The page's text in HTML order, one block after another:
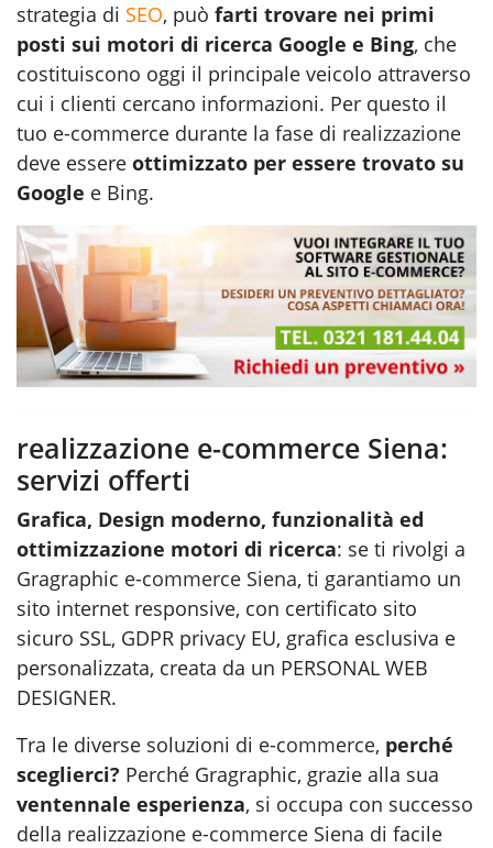
strategia di SEO, può farti trovare nei primi
posti sui motori di ricerca Google e Bing, che
costituiscono oggi il principale veicolo attraverso
cui i clienti cercano informazioni. Per questo il
tuo e-commerce durante la fase di realizzazione
deve essere ottimizzato per essere trovato su
Google e Bing.
realizzazione e-commerce Siena:
servizi offerti
Grafica, Design moderno, funzionalità ed
ottimizzazione motori di ricerca: se ti rivolgi a
Gragraphic e-commerce Siena, ti garantiamo un
sito internet responsive, con certificato sito
sicuro SSL, GDPR privacy EU, grafica esclusiva e
personalizzata, creata da un PERSONAL WEB
DESIGNER.
Tra le diverse soluzioni di e-commerce, perché
sceglierci? Perché Gragraphic, grazie alla sua
ventennale esperienza, si occupa con successo
della realizzazione e-commerce Siena di facile